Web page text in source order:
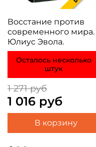
Восстание против
современного мира.
Юлиус Эвола.
Осталось несколько
штук
1 271 руб
1 016 руб
В корзину